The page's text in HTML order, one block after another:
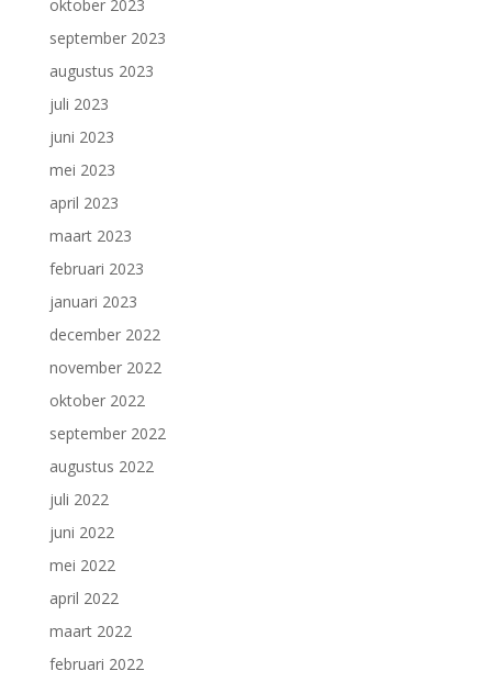
oktober 2023
september 2023
augustus 2023
juli 2023
juni 2023
mei 2023
april 2023
maart 2023
februari 2023
januari 2023
december 2022
november 2022
oktober 2022
september 2022
augustus 2022
juli 2022
juni 2022
mei 2022
april 2022
maart 2022
februari 2022